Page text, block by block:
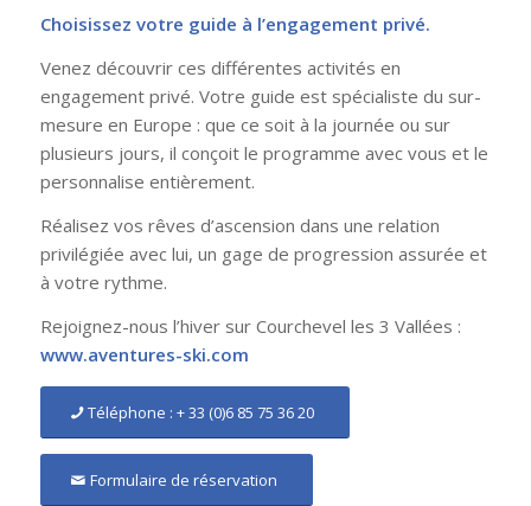
Choisissez votre guide à l’engagement privé.
Venez découvrir ces différentes activités en
engagement privé. Votre guide est spécialiste du sur-
mesure en Europe : que ce soit à la journée ou sur
plusieurs jours, il conçoit le programme avec vous et le
personnalise entièrement.
Réalisez vos rêves d’ascension dans une relation
privilégiée avec lui, un gage de progression assurée et
à votre rythme.
Rejoignez-nous l’hiver sur Courchevel les 3 Vallées :
www.aventures-ski.com
Téléphone : + 33 (0)6 85 75 36 20
Formulaire de réservation